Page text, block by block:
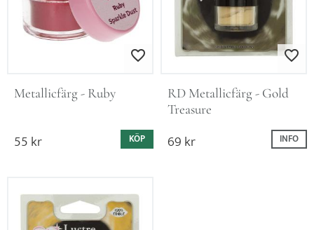
Lägg till i favoriter
Metallicfärg - Ruby
55kr KÖP
Lägg till i
RD Metallicfärg - Gold
Treasure
69kr INFO